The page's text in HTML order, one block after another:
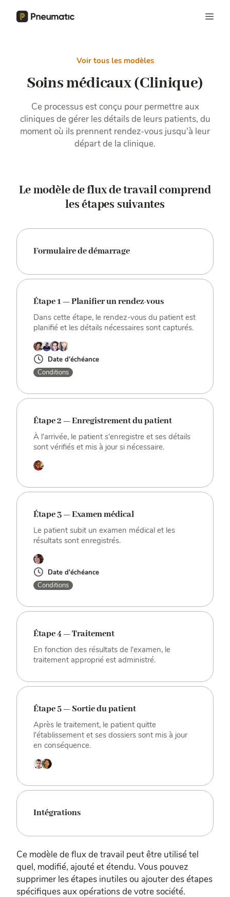
Voir tous les modèles
Soins médicaux (Clinique)
Ce processus est conçu pour permettre aux
cliniques de gérer les détails de leurs patients, du
moment où ils prennent rendez-vous jusqu'à leur
départ de la clinique.
Le modèle de flux de travail comprend
les étapes suivantes
Formulaire de démarrage
Étape 1 — Planifier un rendez-vous
Dans cette étape, le rendez-vous du patient est
planifié et les détails nécessaires sont capturés.
Date d'échéance
Conditions
Étape 2 — Enregistrement du patient
À l'arrivée, le patient s'enregistre et ses détails
sont vérifiés et mis à jour si nécessaire.
Étape 3 — Examen médical
Le patient subit un examen médical et les
résultats sont enregistrés.
Date d'échéance
Conditions
Étape 4 — Traitement
En fonction des résultats de l'examen, le
traitement approprié est administré.
Étape 5 — Sortie du patient
Après le traitement, le patient quitte
l'établissement et ses dossiers sont mis à jour
en conséquence.
Intégrations
Ce modèle de flux de travail peut être utilisé tel
quel, modifié, ajouté et étendu. Vous pouvez
supprimer les étapes inutiles ou ajouter des étapes
spécifiques aux opérations de votre société.